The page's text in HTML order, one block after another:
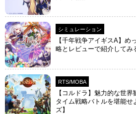
シミュレーション
【千年戦争アイギスA】め
略とレビューで紹介してみ
RTS/MOBA
【コルドラ】魅力的な世
タイム戦略バトルを堪能
ズ】